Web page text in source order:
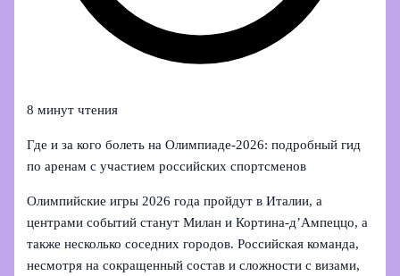
8 минут чтения
Где и за кого болеть на Олимпиаде‑2026: подробный гид
по аренам с участием российских спортсменов
Олимпийские игры 2026 года пройдут в Италии, а
центрами событий станут Милан и Кортина-д’Ампеццо, а
также несколько соседних городов. Российская команда,
несмотря на сокращенный состав и сложности с визами,